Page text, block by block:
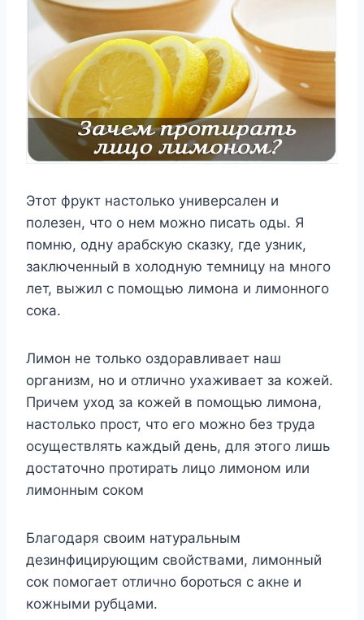
Этот фрукт настолько универсален и
полезен, что о нем можно писать оды. Я
помню, одну арабскую сказку, где узник,
заключенный в холодную темницу на много
лет, выжил с помощью лимона и лимонного
сока.
Лимон не только оздоравливает наш
организм, но и отлично ухаживает за кожей.
Причем уход за кожей в помощью лимона,
настолько прост, что его можно без труда
осуществлять каждый день, для этого лишь
достаточно протирать лицо лимоном или
лимонным соком
Благодаря своим натуральным
дезинфицирующим свойствами, лимонный
сок помогает отлично бороться с акне и
кожными рубцами.